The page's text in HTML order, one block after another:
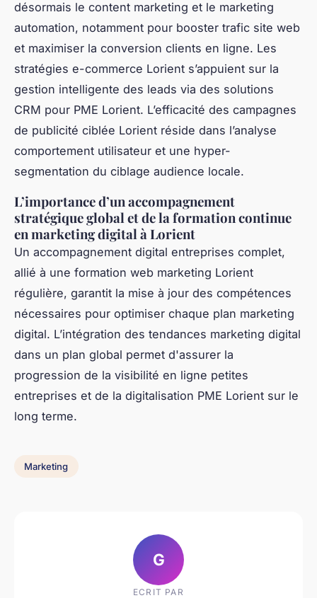
désormais le content marketing et le marketing
automation, notamment pour booster trafic site web
et maximiser la conversion clients en ligne. Les
stratégies e-commerce Lorient s’appuient sur la
gestion intelligente des leads via des solutions
CRM pour PME Lorient. L’efficacité des campagnes
de publicité ciblée Lorient réside dans l’analyse
comportement utilisateur et une hyper-
segmentation du ciblage audience locale.
L’importance d’un accompagnement
stratégique global et de la formation continue
en marketing digital à Lorient
Un accompagnement digital entreprises complet,
allié à une formation web marketing Lorient
régulière, garantit la mise à jour des compétences
nécessaires pour optimiser chaque plan marketing
digital. L’intégration des tendances marketing digital
dans un plan global permet d'assurer la
progression de la visibilité en ligne petites
entreprises et de la digitalisation PME Lorient sur le
long terme.
Marketing
G
ECRIT PAR